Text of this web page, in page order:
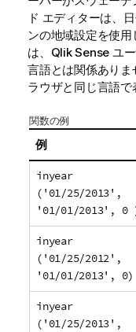
ド エディターは、
ンの地域設定を使
は、 Qlik Sense ユ
言語とは関係ありま
ラウザと同じ言語で
関数の例
例
inyear
('01/25/2013',
'01/01/2013', 0
inyear
('01/25/2012',
'01/01/2013', 0)
inyear
('01/25/2013',